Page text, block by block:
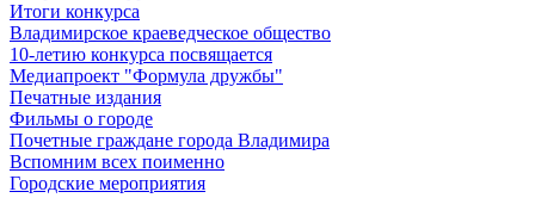
Итоги конкурса
Владимирское краеведческое общество
10-летию конкурса посвящается
Медиапроект "Формула дружбы"
Печатные издания
Фильмы о городе
Почетные граждане города Владимира
Вспомним всех поименно
Городские мероприятия